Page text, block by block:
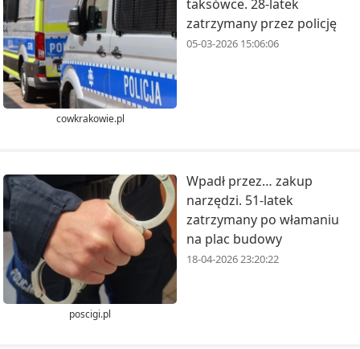
cowkrakowie.pl
taksówce. 28-latek
zatrzymany przez policję
05-03-2026 15:06:06
poscigi.pl
Wpadł przez… zakup
narzędzi. 51-latek
zatrzymany po włamaniu
na plac budowy
18-04-2026 23:20:22